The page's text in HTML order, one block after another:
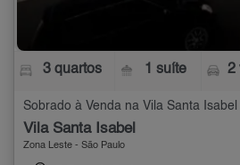
3 quartos 1 suíte 2
Sobrado à Venda na Vila Santa
Vila Santa Isabel
Zona Leste - São Paulo